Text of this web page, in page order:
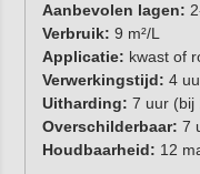
Aanbevolen lagen:
Verbruik: 9 m²/L
Applicatie: kwast of
Verwerkingstijd: 4
Uitharding: 7 uur (bij
Overschilderbaar: 7
Houdbaarheid: 12